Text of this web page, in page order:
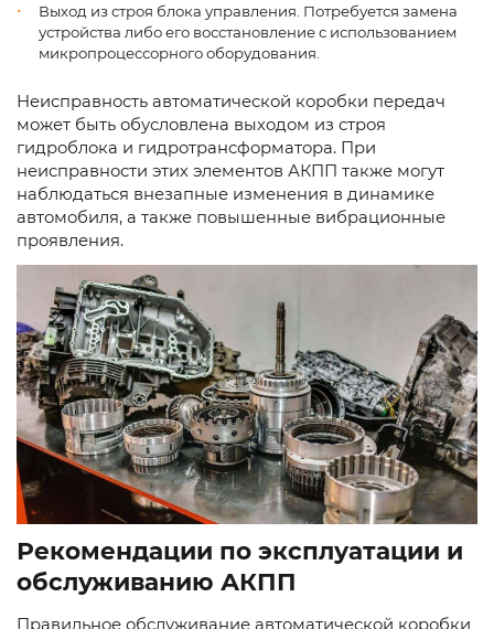
Выход из строя блока управления. Потребуется замена
устройства либо его восстановление с использованием
микропроцессорного оборудования.
Неисправность автоматической коробки передач
может быть обусловлена выходом из строя
гидроблока и гидротрансформатора. При
неисправности этих элементов АКПП также могут
наблюдаться внезапные изменения в динамике
автомобиля, а также повышенные вибрационные
проявления.
Рекомендации по эксплуатации и
обслуживанию АКПП
Правильное обслуживание автоматической коробки